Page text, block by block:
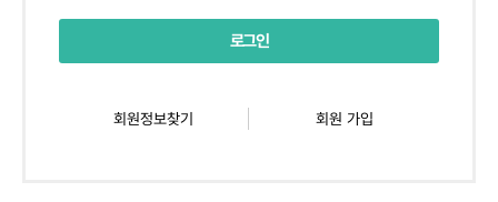
회원정보찾기 회원 가입